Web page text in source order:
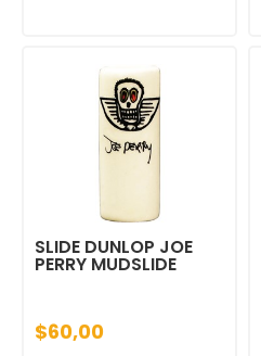
SLIDE DUNLOP JOE
PERRY MUDSLIDE
$60,00